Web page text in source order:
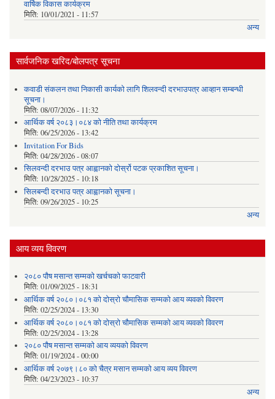
वार्षिक विकास कार्यक्रम
मिति: 10/01/2021 - 11:57
अन्य
सार्वजनिक खरिद/बोलपत्र सूचना
कवाडी संकलन तथा निकासी कार्यको लागि शिलवन्दी दरभाउपत्र आव्हान सम्बन्धी
सूचना।
मिति: 08/07/2026 - 11:32
आर्थिक वर्ष २०८३।०८४ को नीति तथा कार्यक्रम
मिति: 06/25/2026 - 13:42
Invitation For Bids
मिति: 04/28/2026 - 08:07
सिलवन्दी दरभाउ पत्र आह्वानको दोर्स्रो पटक प्रकाशित सूचना।
मिति: 10/28/2025 - 10:18
सिलबन्दी दरभाउ पत्र आह्वानको सूचना।
मिति: 09/26/2025 - 10:25
अन्य
आय व्यय विवरण
२०८० पौष मसान्त सम्मको खर्चचको फाटवारी
मिति: 01/09/2025 - 18:31
आर्थिक वर्ष २०८०।०८१ को दोस्रो चौमासिक सम्मको आय व्यवको विवरण
मिति: 02/25/2024 - 13:30
आर्थिक वर्ष २०८०।०८१ को दोस्रो चौमासिक सम्मको आय व्यवको विवरण
मिति: 02/25/2024 - 13:28
२०८० पौष मसान्त सम्मको आय व्ययको विवरण
मिति: 01/19/2024 - 00:00
आर्थिक वर्ष २०७९।८० को चैत्र मसान सम्मको आय व्यय विवरण
मिति: 04/23/2023 - 10:37
अन्य